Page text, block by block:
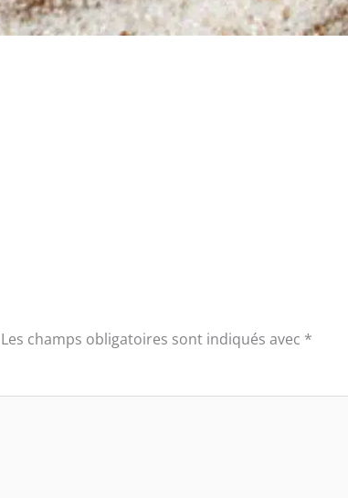
Les champs obligatoires sont indiqués avec *